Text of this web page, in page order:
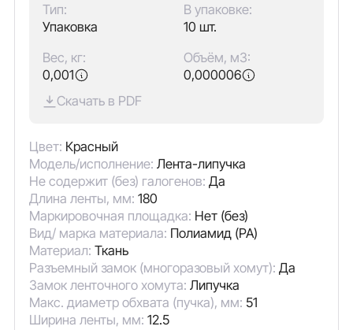
Тип:
Упаковка
В упаковке:
10 шт.
Вес, кг:
0,001
Объём, м3:
0,000006
Скачать в PDF
Цвет: Красный
Модель/исполнение: Лента-липучка
Не содержит (без) галогенов: Да
Длина ленты, мм: 180
Маркировочная площадка: Нет (без)
Вид/ марка материала: Полиамид (PA)
Материал: Ткань
Разъемный замок (многоразовый хомут): Да
Замок ленточного хомута: Липучка
Макс. диаметр обхвата (пучка), мм: 51
Ширина ленты, мм: 12.5